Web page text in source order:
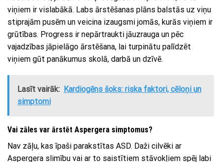
viņiem ir vislabākā. Labs ārstēšanas plāns balstās uz viņu
stiprajām pusēm un veicina izaugsmi jomās, kurās viņiem ir
grūtības. Progress ir nepārtraukti jāuzrauga un pēc
vajadzības jāpielāgo ārstēšana, lai turpinātu palīdzēt
viņiem gūt panākumus skolā, darbā un dzīvē.
Lasīt vairāk: Kardiogēns šoks: riska faktori, cēloņi un
simptomi
Vai zāles var ārstēt Aspergera simptomus?
Nav zāļu, kas īpaši parakstītas ASD. Daži cilvēki ar
Aspergera slimību vai ar to saistītiem stāvokļiem spēj labi